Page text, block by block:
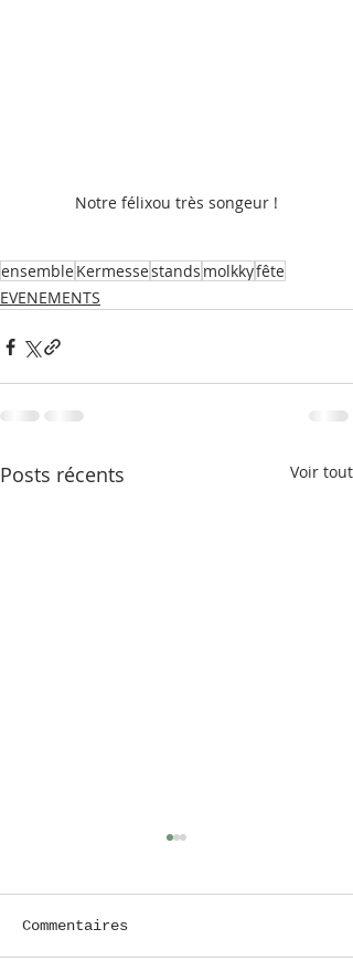
Notre félixou très songeur !
ensembleKermessestands molkkyfête
EVENEMENTS
Posts récents Voir tout
Commentaires